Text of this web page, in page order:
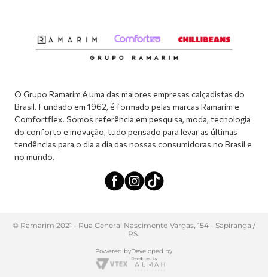
Atendimento via WhatsApp: (51) 2160-0740
O Grupo Ramarim é uma das maiores empresas calçadistas do
Brasil. Fundado em 1962, é formado pelas marcas Ramarim e
Comfortflex. Somos referência em pesquisa, moda, tecnologia
do conforto e inovação, tudo pensado para levar as últimas
tendências para o dia a dia das nossas consumidoras no Brasil e
no mundo.
© Ramarim 2021 - Rua General Nascimento Vargas, 154 - Sapiranga /
RS.
Powered byDeveloped by